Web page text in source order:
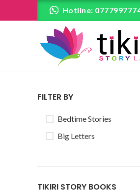
Hotline:
FILTER BY
Bedtime Stories
Big Letters
TIKIRI STORY BOOKS